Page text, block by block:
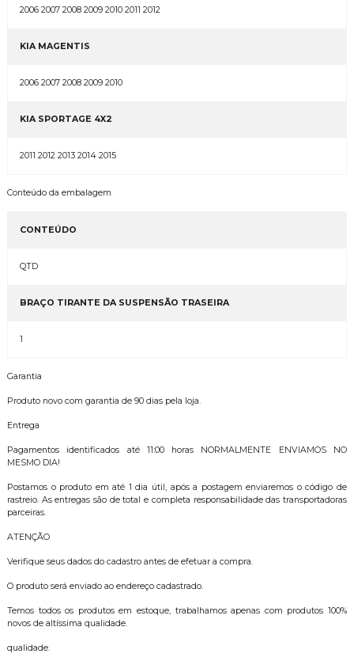
2006 2007 2008 2009 2010 2011 2012
KIA MAGENTIS
2006 2007 2008 2009 2010
KIA SPORTAGE 4X2
2011 2012 2013 2014 2015
Conteúdo da embalagem
CONTEÚDO
QTD
BRAÇO TIRANTE DA SUSPENSÃO TRASEIRA
1
Garantia
Produto novo com garantia de 90 dias pela loja.
Entrega
Pagamentos identificados até 11:00 horas NORMALMENTE ENVIAMOS NO
MESMO DIA!
Postamos o produto em até 1 dia útil, após a postagem enviaremos o código de
rastreio. As entregas são de total e completa responsabilidade das transportadoras
parceiras.
ATENÇÃO
Verifique seus dados do cadastro antes de efetuar a compra.
O produto será enviado ao endereço cadastrado.
Temos todos os produtos em estoque, trabalhamos apenas com produtos 100%
novos de altíssima qualidade.
qualidade.